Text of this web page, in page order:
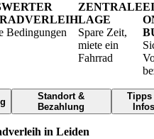
Bedingungen
ZENTRALE
LAGE
Spare Zeit,
miete ein
Fahrrad
Standort &
Bezahlung
Tipps
Infos
in Leiden